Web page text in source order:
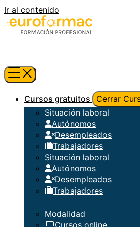
Ir al contenido
Cursos gratuitos Cerrar
Situación laboral
Autónomos
Desempleados
Trabajadores
Situación laboral
Autónomos
Desempleados
Trabajadores
Modalidad
Cursos online